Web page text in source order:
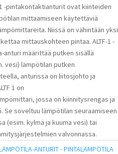
1 -pintakontaktianturit ovat kiinteiden
mittaamiseen käytettäviä
Niissä on vähintään yksi
mittauskohteen pintaa. ALTF-1 -
määrittää putken sisällä
vesi) lämpötilan putken
anturissa on liitosjohto ja
1 on
jossa on kiinnitysrengas ja
Se soveltuu lämpötilan seuraamiseen
(esim. kylmä ja kuuma vesi) tai
valvonnassa.
ANTURIT - PINTALÄMPÖTILA